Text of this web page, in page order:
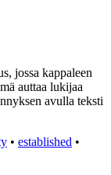
jossa kappaleen
auttaa lukijaa
avulla teksti
• established •